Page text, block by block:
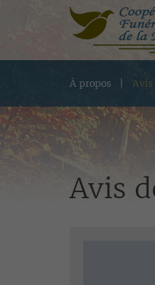
À propos Avis
Avis